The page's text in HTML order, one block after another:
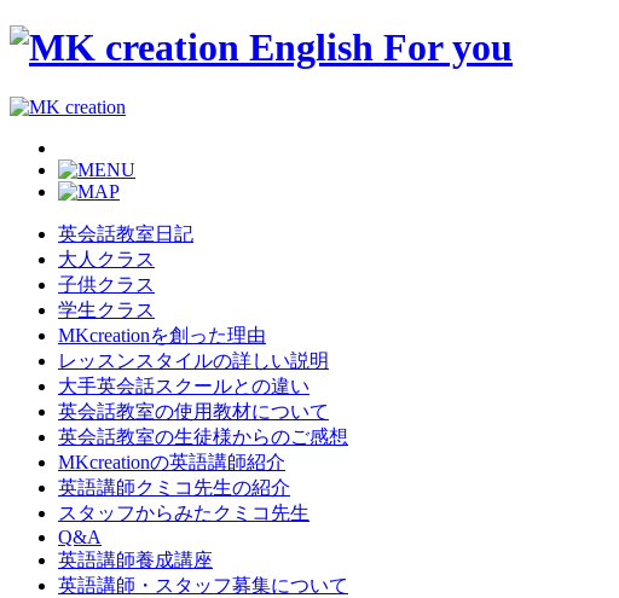
英会話教室日記
大人クラス
子供クラス
学生クラス
MKcreationを創った理由
レッスンスタイルの詳しい説明
大手英会話スクールとの違い
英会話教室の使用教材について
英会話教室の生徒様からのご感想
MKcreationの英語講師紹介
英語講師クミコ先生の紹介
スタッフからみたクミコ先生
Q&A
英語講師養成講座
英語講師・スタッフ募集について